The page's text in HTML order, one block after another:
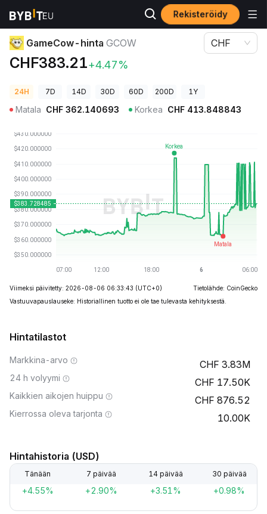
Rekisteröidy
Kryptohinnat GameCow-hinta GCOW
GameCow-hinta GCOW
CHF383.21+4.47%
CHF
24H 7D 14D 30D 60D 200D 1Y
Matala CHF 362.140693 Korkea CHF 413.848843
Viimeksi päivitetty: 2026-08-06 06:33:43 (UTC+0)
Tietolähde: CoinGecko
Vastuuvapauslauseke: Historiallinen tuotto ei ole tae tulevasta kehityksestä.
Hintatilastot
Markkina-arvo 3.83M
24 h volyymi 17.50K
Kaikkien aikojen huippu 876.52
Kierrossa oleva tarjonta 10.00K
Hintahistoria (USD)
Tänään 7 päivää 14 päivää 30 päivää
+4.55% +2.90% +3.51% +0.98%